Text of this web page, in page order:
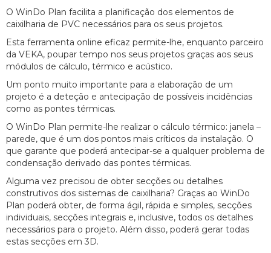
O WinDo Plan facilita a planificação dos elementos de
caixilharia de PVC necessários para os seus projetos.
Esta ferramenta online eficaz permite-lhe, enquanto parceiro
da VEKA, poupar tempo nos seus projetos graças aos seus
módulos de cálculo, térmico e acústico.
Um ponto muito importante para a elaboração de um
projeto é a deteção e antecipação de possíveis incidências
como as pontes térmicas.
O WinDo Plan permite-lhe realizar o cálculo térmico: janela –
parede, que é um dos pontos mais críticos da instalação. O
que garante que poderá antecipar-se a qualquer problema de
condensação derivado das pontes térmicas.
Alguma vez precisou de obter secções ou detalhes
construtivos dos sistemas de caixilharia? Graças ao WinDo
Plan poderá obter, de forma ágil, rápida e simples, secções
individuais, secções integrais e, inclusive, todos os detalhes
necessários para o projeto. Além disso, poderá gerar todas
estas secções em 3D.